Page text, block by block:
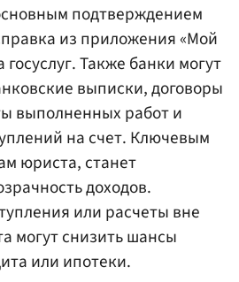
подтверждением
из приложения «Мой
Также банки могут
выписки, договоры
выполненных работ и
на счет. Ключевым
юриста, станет
доходов.
или расчеты вне
могут снизить шансы
или ипотеки.